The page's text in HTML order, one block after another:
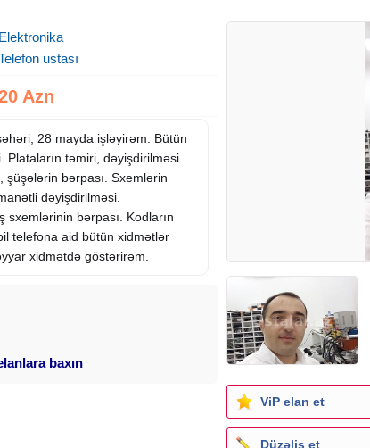
Elektronika
ustası
Azn
şəhəri, 28 mayda işləyirəm. Bütün
. Plataların təmiri, dəyişdirilməsi.
şüşələrin bərpası. Sxemlərin
dəyişdirilməsi.
sxemlərinin bərpası. Kodların
telefona aid bütün xidmətlər
xidmətdə göstərirəm.
baxın
ViP elan et
Düzəliş et